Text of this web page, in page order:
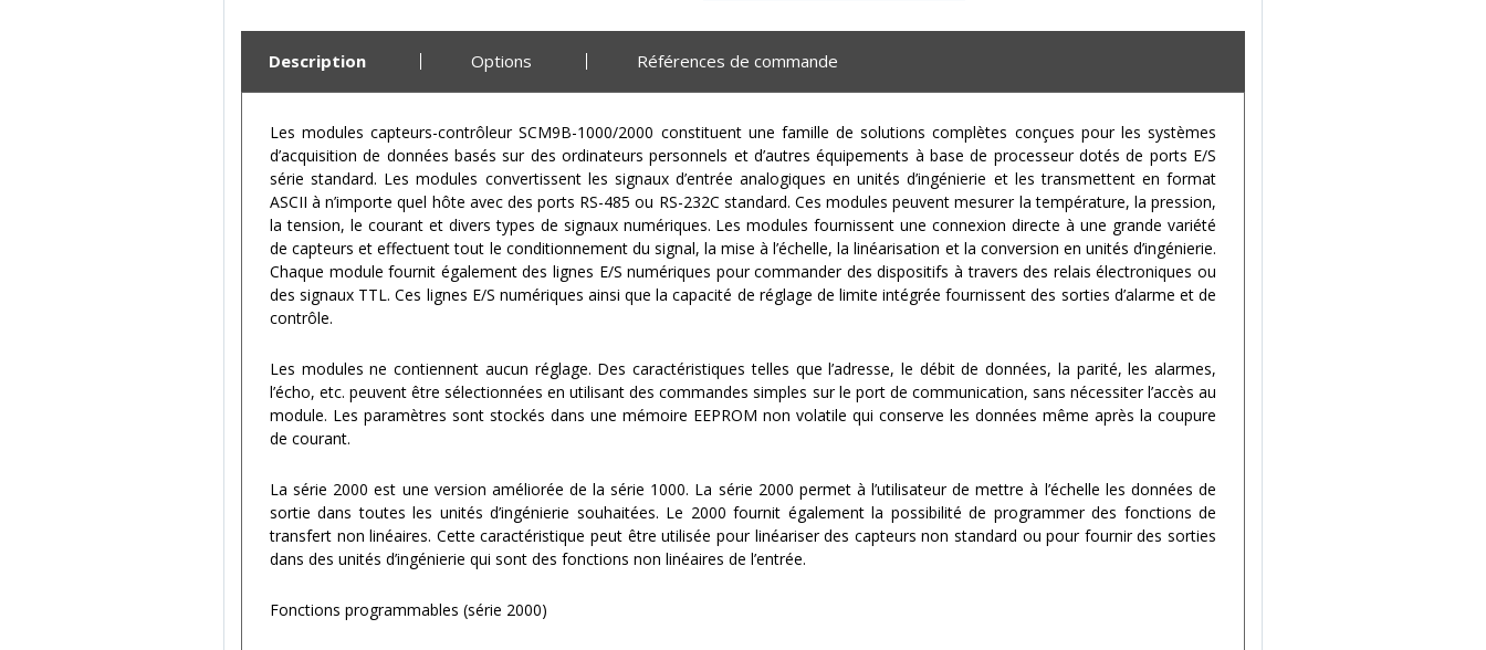
Description Options Références de commande
Les modules capteurs-contrôleur SCM9B-1000/2000 constituent une famille de solutions complètes conçues pour les systèmes
d’acquisition de données basés sur des ordinateurs personnels et d’autres équipements à base de processeur dotés de ports E/S
série standard. Les modules convertissent les signaux d’entrée analogiques en unités d’ingénierie et les transmettent en format
ASCII à n’importe quel hôte avec des ports RS-485 ou RS-232C standard. Ces modules peuvent mesurer la température, la pression,
la tension, le courant et divers types de signaux numériques. Les modules fournissent une connexion directe à une grande variété
de capteurs et effectuent tout le conditionnement du signal, la mise à l’échelle, la linéarisation et la conversion en unités d’ingénierie.
Chaque module fournit également des lignes E/S numériques pour commander des dispositifs à travers des relais électroniques ou
des signaux TTL. Ces lignes E/S numériques ainsi que la capacité de réglage de limite intégrée fournissent des sorties d’alarme et de
contrôle.
Les modules ne contiennent aucun réglage. Des caractéristiques telles que l’adresse, le débit de données, la parité, les alarmes,
l’écho, etc. peuvent être sélectionnées en utilisant des commandes simples sur le port de communication, sans nécessiter l’accès au
module. Les paramètres sont stockés dans une mémoire EEPROM non volatile qui conserve les données même après la coupure
de courant.
La série 2000 est une version améliorée de la série 1000. La série 2000 permet à l’utilisateur de mettre à l’échelle les données de
sortie dans toutes les unités d’ingénierie souhaitées. Le 2000 fournit également la possibilité de programmer des fonctions de
transfert non linéaires. Cette caractéristique peut être utilisée pour linéariser des capteurs non standard ou pour fournir des sorties
dans des unités d’ingénierie qui sont des fonctions non linéaires de l’entrée.
Fonctions programmables (série 2000)